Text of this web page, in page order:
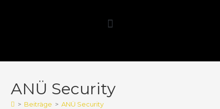
ANÜ Security
> Beiträge > ANÜ Security